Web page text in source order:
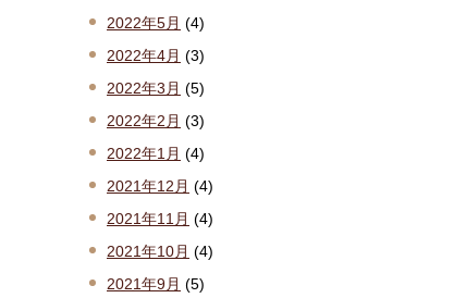
2022年5月 (4)
2022年4月 (3)
2022年3月 (5)
2022年2月 (3)
2022年1月 (4)
2021年12月 (4)
2021年11月 (4)
2021年10月 (4)
2021年9月 (5)